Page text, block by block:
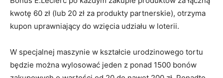
kwotę 60 zł (lub 20 zł za produkty partnerskie), otrzyma
kupon uprawniający do wzięcia udziału w loterii.
W specjalnej maszynie w kształcie urodzinowego tortu
będzie można wylosować jeden z ponad 1500 bonów